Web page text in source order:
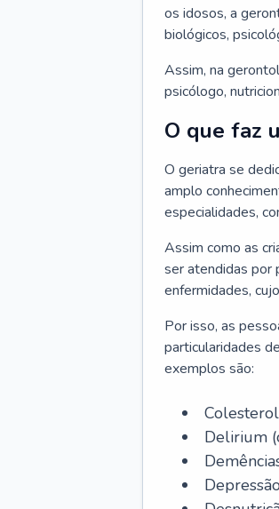
os idosos, a
biológicos,
Assim, na
psicólogo,
O que faz
O geriatra se
amplo
especialidades,
Assim como as
ser atendidas por
enfermidades,
Por isso, as
particularidades
exemplos são:
Delirium